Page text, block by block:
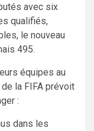
avec six
qualifiés,
le nouveau
495.
équipes au
la FIFA prévoit
:
dans les